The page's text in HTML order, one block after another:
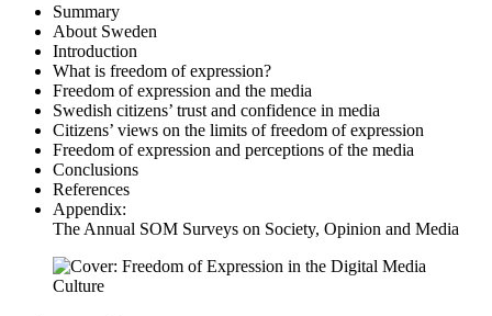
Summary
About Sweden
Introduction
What is freedom of expression?
Freedom of expression and the media
Swedish citizens’ trust and confidence in media
Citizens’ views on the limits of freedom of expression
Freedom of expression and perceptions of the media
Conclusions
References
Appendix:
The Annual SOM Surveys on Society, Opinion and Media